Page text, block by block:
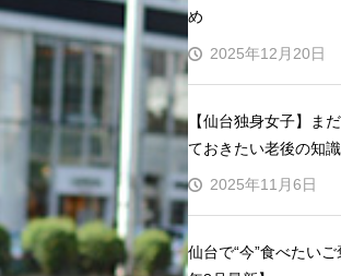
め
2025年12月20日
【仙台独身女子】ま
ておきたい老後の知識
2025年11月6日
仙台で“今”食べたい